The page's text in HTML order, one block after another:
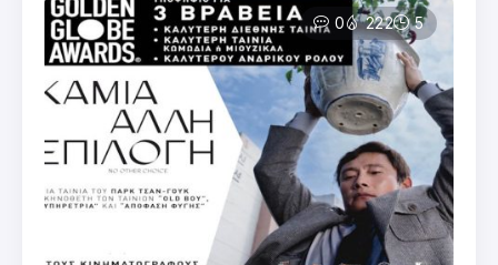
0 222 5